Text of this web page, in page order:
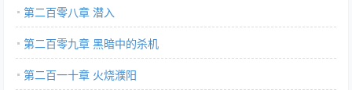
第二百零八章 潜入
第二百零九章 黑暗中的杀机
第二百一十章 火烧濮阳